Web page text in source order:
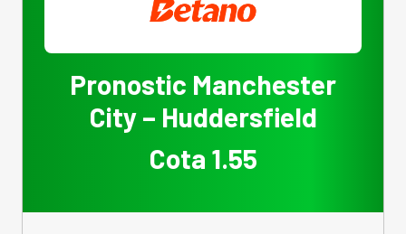
Pronostic Manchester
City – Huddersfield
Cota 1.55